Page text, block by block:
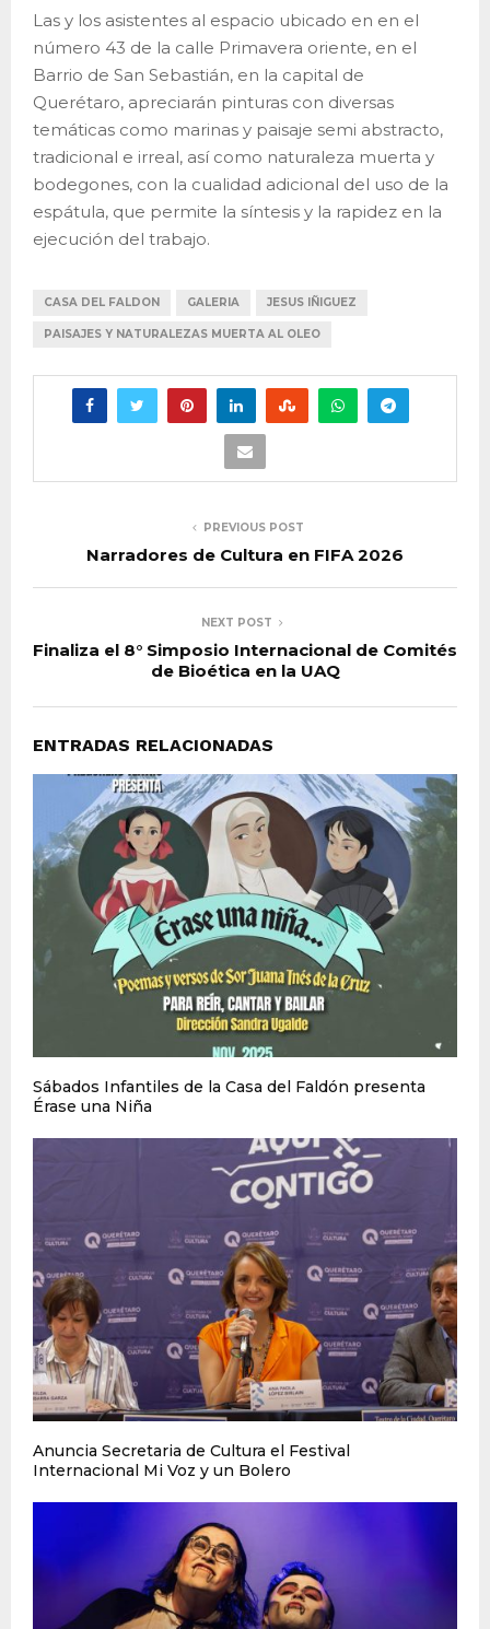
Las y los asistentes al espacio ubicado en en el
número 43 de la calle Primavera oriente, en el
Barrio de San Sebastián, en la capital de
Querétaro, apreciarán pinturas con diversas
temáticas como marinas y paisaje semi abstracto,
tradicional e irreal, así como naturaleza muerta y
bodegones, con la cualidad adicional del uso de la
espátula, que permite la síntesis y la rapidez en la
ejecución del trabajo.
CASA DEL FALDON GALERIA JESUS IÑIGUEZ
PAISAJES Y NATURALEZAS MUERTA AL OLEO
PREVIOUS POST
Narradores de Cultura en FIFA 2026
NEXT POST
Finaliza el 8° Simposio Internacional de Comités
de Bioética en la UAQ
ENTRADAS RELACIONADAS
Sábados Infantiles de la Casa del Faldón presenta
Érase una Niña
Anuncia Secretaria de Cultura el Festival
Internacional Mi Voz y un Bolero